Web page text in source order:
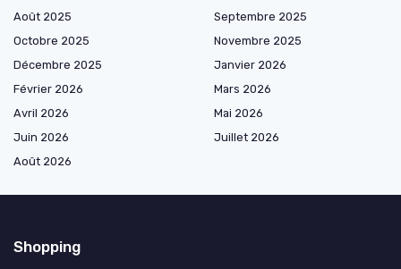
Août 2025
Septembre 2025
Octobre 2025
Novembre 2025
Décembre 2025
Janvier 2026
Février 2026
Mars 2026
Avril 2026
Mai 2026
Juin 2026
Juillet 2026
Août 2026
Shopping